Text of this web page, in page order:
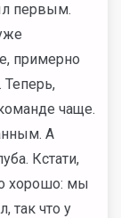
первым.
примерно
чаще.
А
Кстати,
хорошо: мы
так что у